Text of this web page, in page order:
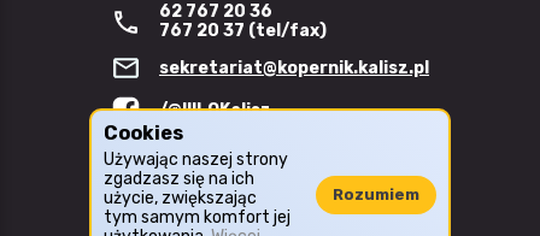
Cookies
Używając naszej strony
zgadzasz się na ich
użycie, zwiększając
tym samym komfort jej
Rozumiem
62 767 20 36
767 20 37 (tel/fax)
sekretariat@kopernik.kalisz.pl
/@IIILOKalisz
Biuletyn Informacji Publicznej